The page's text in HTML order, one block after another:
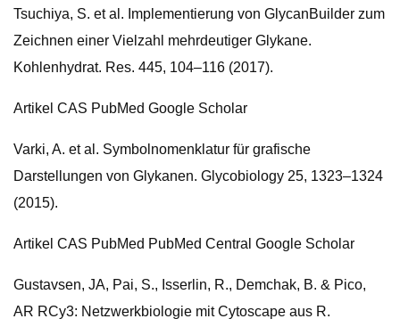
Tsuchiya, S. et al. Implementierung von GlycanBuilder zum
Zeichnen einer Vielzahl mehrdeutiger Glykane.
Kohlenhydrat. Res. 445, 104–116 (2017).
Artikel CAS PubMed Google Scholar
Varki, A. et al. Symbolnomenklatur für grafische
Darstellungen von Glykanen. Glycobiology 25, 1323–1324
(2015).
Artikel CAS PubMed PubMed Central Google Scholar
Gustavsen, JA, Pai, S., Isserlin, R., Demchak, B. & Pico,
AR RCy3: Netzwerkbiologie mit Cytoscape aus R.